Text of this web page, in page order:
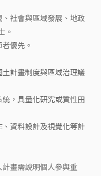
社會與區域發展、地政
。
優先。
計畫制度與區域治理議
，具量化研究或質性田
、資料設計及視覺化等計
計畫需說明個人參與重